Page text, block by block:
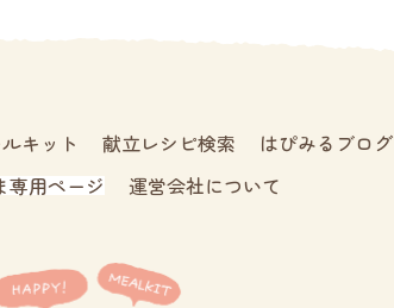
キット 献立レシピ検索
はぴみるブログ
専用ページ
運営会社について